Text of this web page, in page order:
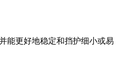
能更好地稳定和挡护细小或易